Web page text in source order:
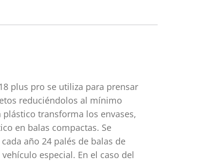
plus pro se utiliza para prensar
reduciéndolos al mínimo
transforma los envases,
en balas compactas. Se
año 24 palés de balas de
especial. En el caso del